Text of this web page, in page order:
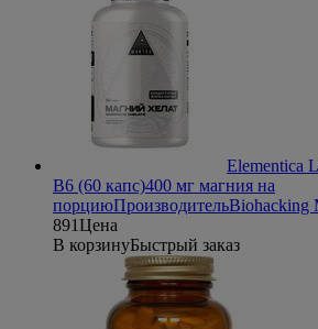
Elementica
B6 (60 капс)400 мг магния на
порциюПроизводительBiohacking
891Цена
В корзинуБыстрый заказ